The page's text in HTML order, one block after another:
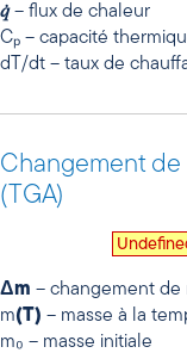
𝑞̇– flux de chaleur
Cₚ – capacité
dT/dt – taux de
Changement de
(TGA)
Δm – changement de
m(T) – masse à la
m₀ – masse initiale